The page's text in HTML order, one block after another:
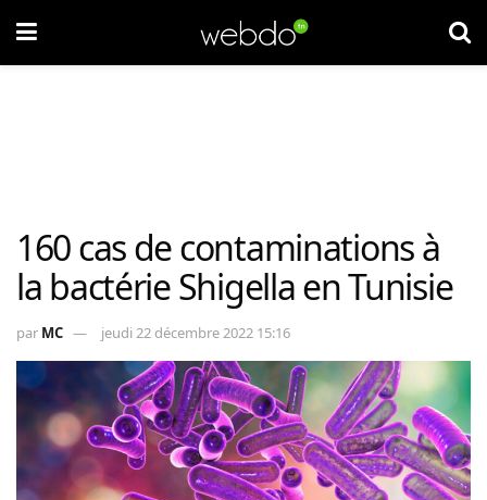
160 cas de contaminations à
la bactérie Shigella en Tunisie
par MC jeudi 22 décembre 2022 15:16